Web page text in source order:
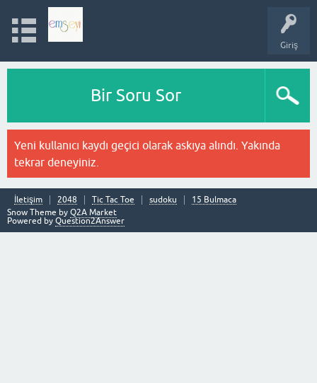
Giriş
Bir Soru Sor
Yeni kullanıcı kaydı geçici olarak askıya alındı. Yakında
tekrar deneyiniz.
İletişim 2048 Tic Tac Toe sudoku
15 Bulmaca
Snow Theme by Q2A Market
Powered by Question2Answer